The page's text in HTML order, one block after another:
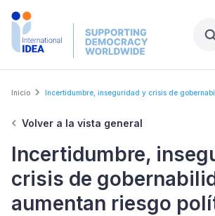
Skip
Breadcrumb
Inicio Incertidumbre, inseguridad y crisis de
Volver a la vista general
Incertidumbre,
crisis de
aumentan riesgo